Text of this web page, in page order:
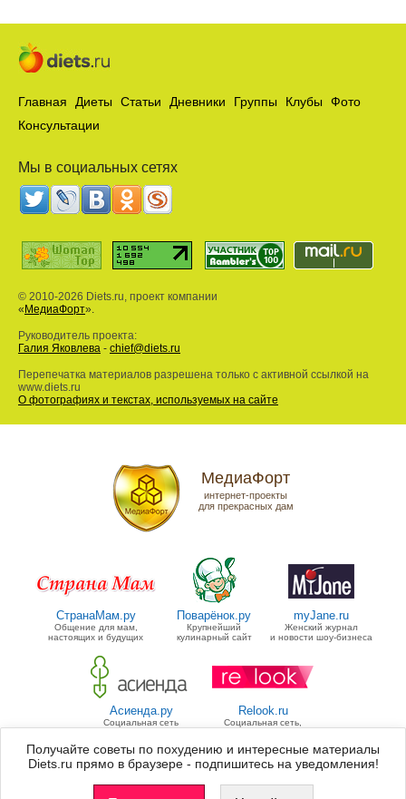
Главная Диеты Статьи Дневники Группы Клубы
Фото
Консультации
Мы в социальных сетях
© 2010-2026 Diets.ru, проект компании
« МедиаФорт».
Руководитель проекта:
Галия Яковлева - chief@diets.ru
Перепечатка материалов разрешена только с активной ссылкой на
www.diets.ru
О фотографиях и текстах, используемых на сайте
МедиаФорт
интернет-проекты
для прекрасных дам
СтранаМам.ру
Общение для мам,
настоящих и будущих
Поварёнок.ру
Крупнейший
кулинарный сайт
myJane.ru
Женский журнал
и новости шоу-бизнеса
Асиенда.ру
Социальная сеть
Relook.ru
Социальная сеть,
Группа «МедиаФорт» управляет 11 проектами
для прекрасных дам.
Получайте советы по похудению и интересные материалы
Diets.ru прямо в браузере - подпишитесь на уведомления!